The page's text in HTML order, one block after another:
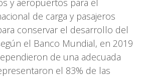
y aeropuertos para el
de carga y pasajeros
conservar el desarrollo del
el Banco Mundial, en 2019
de una adecuada
el 83% de las